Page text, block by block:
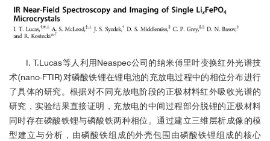
I. T.Lucas等人利用Neaspec公司的纳米傅里叶变换红外光谱技
术(nano-FTIR)对磷酸铁锂在锂电池的充放电过程中的相位分布进行
了具体的研究。根据对不同充放电阶段的正极材料红外吸收光谱的
研究，实验结果直接证明，充放电的中间过程部分脱锂的正极材料
同时存在磷酸铁锂与磷酸铁两种相位。通过建立三维层析成像的模
型建立与分析，由磷酸铁组成的外壳包围由磷酸铁锂组成的核心